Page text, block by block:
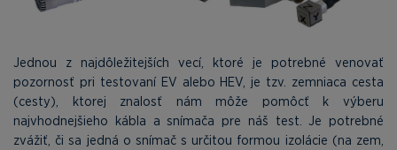
Jednou z najdôležitejších vecí, ktoré je potrebné venovať
pozornosť pri testovaní EV alebo HEV, je tzv. zemniaca cesta
(cesty), ktorej znalosť nám môže pomôcť k výberu
najvhodnejšieho kábla a snímača pre náš test. Je potrebné
zvážiť, či sa jedná o snímač s určitou formou izolácie (na zem,